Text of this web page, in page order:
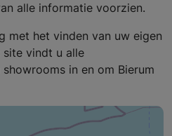
alle informatie voorzien.
met het vinden van uw eigen
site vindt u alle
in en om Bierum